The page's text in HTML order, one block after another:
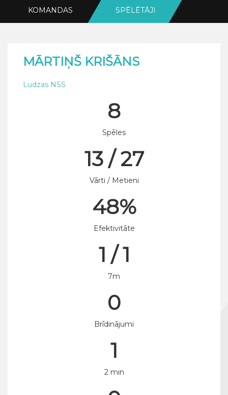
KOMANDAS SPĒLĒTĀJI
MĀRTIŅŠ KRIŠĀNS
Ludzas NSS
8
Spēles
13 / 27
Vārti / Metieni
48%
Efektivitāte
1 / 1
7m
0
Brīdinājumi
1
2 min